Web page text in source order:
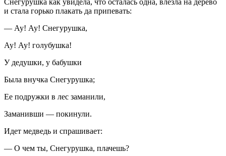
и стала горько плакать да припевать:
— Ау! Ау! Снегурушка,
Ау! Ау! голубушка!
У дедушки, у бабушки
Была внучка Снегурушка;
Ее подружки в лес заманили,
Заманивши — покинули.
Идет медведь и спрашивает:
— О чем ты, Снегурушка, плачешь?